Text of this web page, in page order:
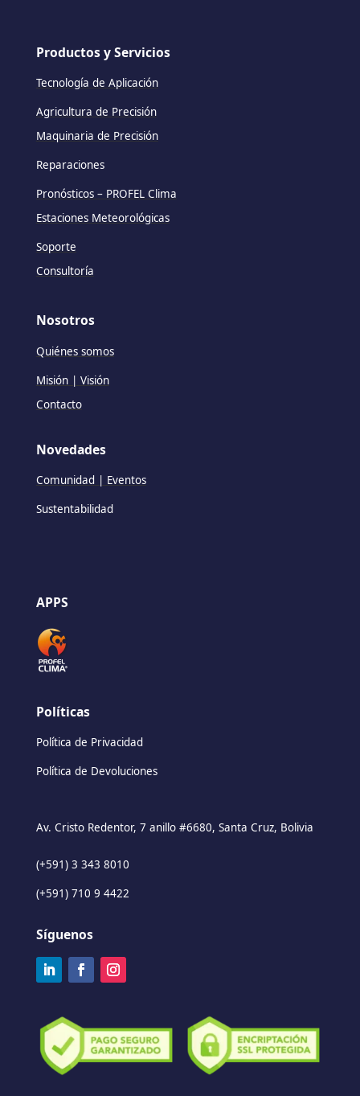
Productos y Servicios
Tecnología de Aplicación
Agricultura de Precisión
Maquinaria de Precisión
Reparaciones
Pronósticos – PROFEL Clima
Estaciones Meteorológicas
Soporte
Consultoría
Nosotros
Quiénes somos
Misión | Visión
Contacto
Novedades
Comunidad | Eventos
Sustentabilidad
APPS
Políticas
Política de Privacidad
Política de Devoluciones
Av. Cristo Redentor, 7 anillo #6680, Santa Cruz, Bolivia
(+591) 3 343 8010
(+591) 710 9 4422
Síguenos